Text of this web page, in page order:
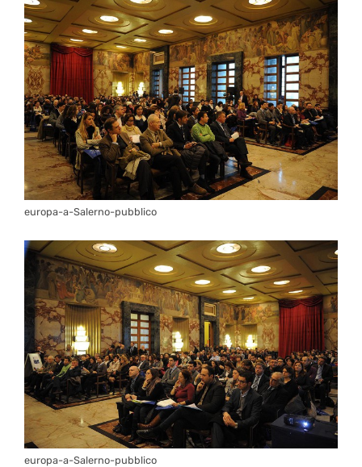
europa-a-Salerno-pubblico
europa-a-Salerno-pubblico